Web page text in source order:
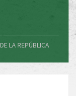
LA REPÚBLICA